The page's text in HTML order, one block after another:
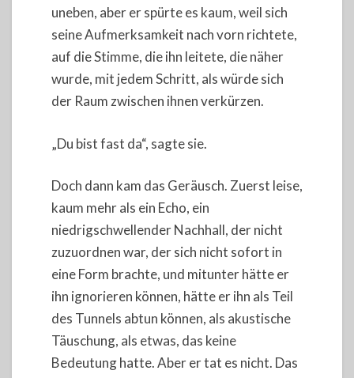
uneben, aber er spürte es kaum, weil sich
seine Aufmerksamkeit nach vorn richtete,
auf die Stimme, die ihn leitete, die näher
wurde, mit jedem Schritt, als würde sich
der Raum zwischen ihnen verkürzen.
„Du bist fast da“, sagte sie.
Doch dann kam das Geräusch. Zuerst leise,
kaum mehr als ein Echo, ein
niedrigschwellender Nachhall, der nicht
zuzuordnen war, der sich nicht sofort in
eine Form brachte, und mitunter hätte er
ihn ignorieren können, hätte er ihn als Teil
des Tunnels abtun können, als akustische
Täuschung, als etwas, das keine
Bedeutung hatte. Aber er tat es nicht. Das